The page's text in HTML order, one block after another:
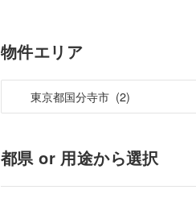
物件エリア
都県 or 用途から選択